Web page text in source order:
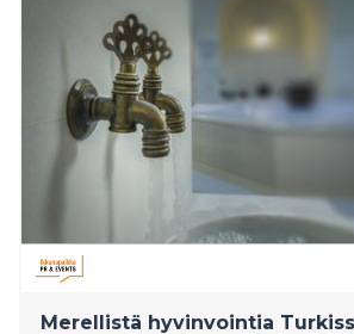
Merellistä hyvinvointia